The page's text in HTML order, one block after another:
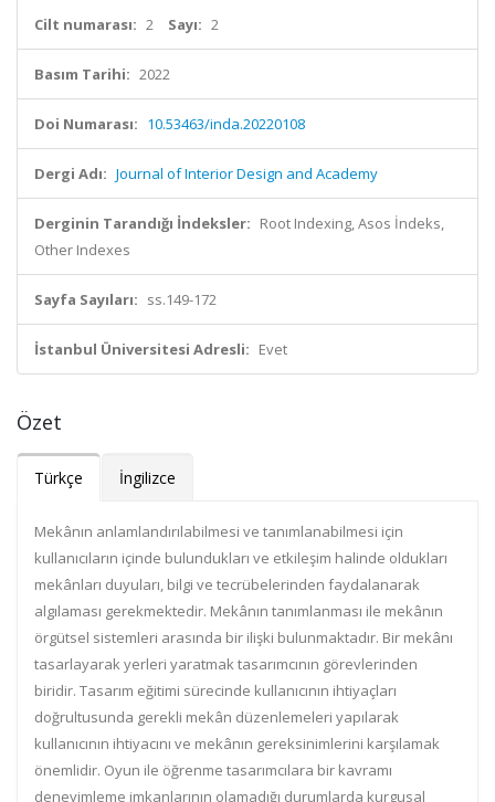
Cilt numarası: 2 Sayı: 2
Basım Tarihi: 2022
Doi Numarası: 10.53463/inda.20220108
Dergi Adı: Journal of Interior Design and Academy
Derginin Tarandığı İndeksler: Root Indexing, Asos İndeks,
Other Indexes
Sayfa Sayıları: ss.149-172
İstanbul Üniversitesi Adresli: Evet
Özet
Türkçe İngilizce
Mekânın anlamlandırılabilmesi ve tanımlanabilmesi için
kullanıcıların içinde bulundukları ve etkileşim halinde oldukları
mekânları duyuları, bilgi ve tecrübelerinden faydalanarak
algılaması gerekmektedir. Mekânın tanımlanması ile mekânın
örgütsel sistemleri arasında bir ilişki bulunmaktadır. Bir mekânı
tasarlayarak yerleri yaratmak tasarımcının görevlerinden
biridir. Tasarım eğitimi sürecinde kullanıcının ihtiyaçları
doğrultusunda gerekli mekân düzenlemeleri yapılarak
kullanıcının ihtiyacını ve mekânın gereksinimlerini karşılamak
önemlidir. Oyun ile öğrenme tasarımcılara bir kavramı
deneyimleme imkanlarının olamadığı durumlarda kurgusal